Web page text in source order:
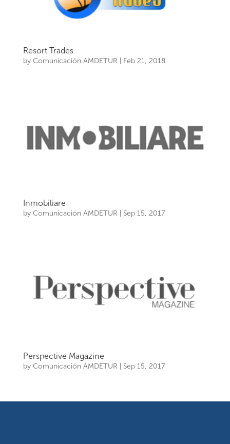
Resort Trades
by Comunicación AMDETUR Feb 21, 2018
Inmobiliare
by Comunicación AMDETUR Sep 15, 2017
Perspective Magazine
by Comunicación AMDETUR Sep 15, 2017